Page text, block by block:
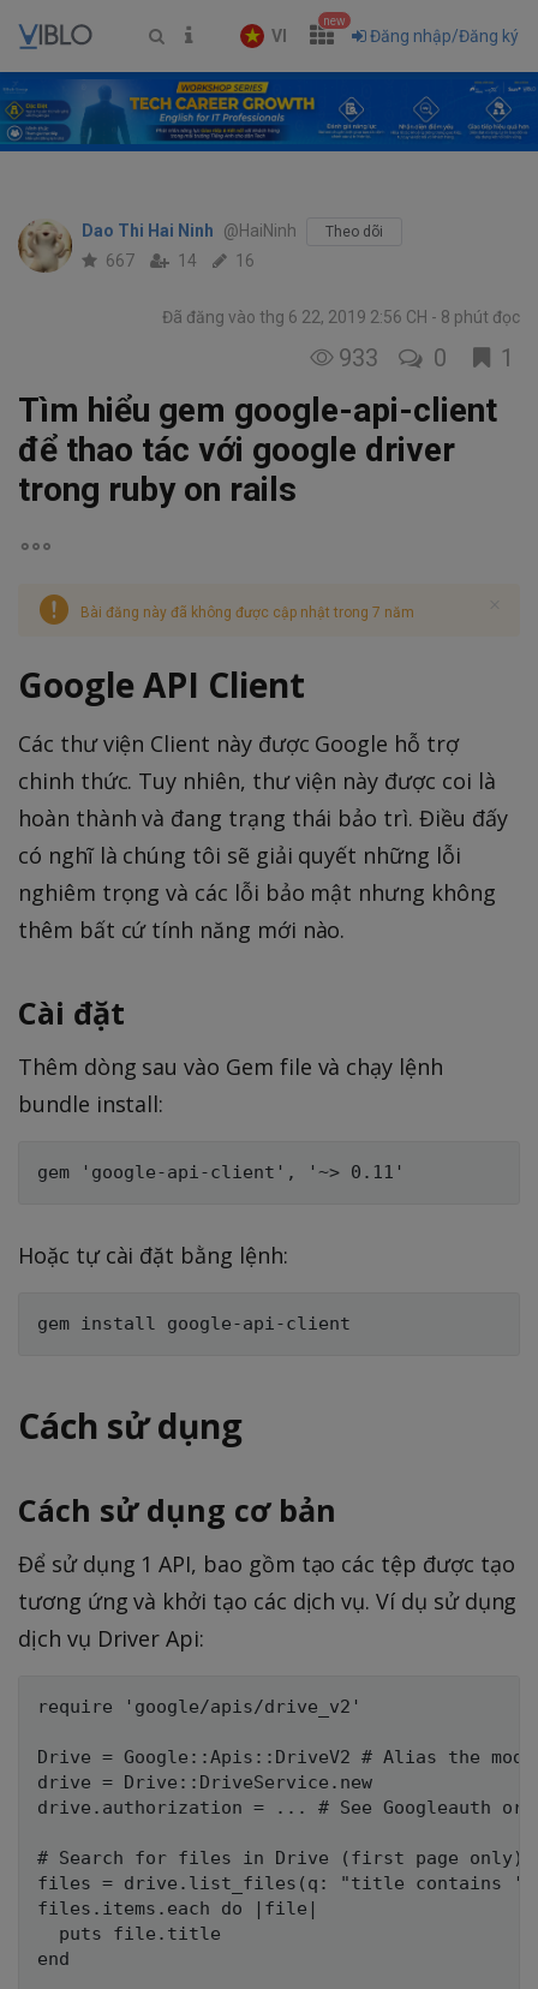
VI
new
Đăng nhập/Đăng ký
Dao Thi Hai Ninh @HaiNinh Theo dõi
667 14 16
Đã đăng vào thg 6 22, 2019 2:56 CH 8 phút đọc
933 0 1
Tìm hiểu gem google-api-client
để thao tác với google driver
trong ruby on rails
Bài đăng này đã không được cập nhật trong 7 năm
Google API Client
Các thư viện Client này được Google hỗ trợ
chinh thức. Tuy nhiên, thư viện này được coi là
hoàn thành và đang trạng thái bảo trì. Điều đấy
có nghĩ là chúng tôi sẽ giải quyết những lỗi
nghiêm trọng và các lỗi bảo mật nhưng không
thêm bất cứ tính năng mới nào.
Cài đặt
Thêm dòng sau vào Gem file và chạy lệnh
bundle install:
Hoặc tự cài đặt bằng lệnh:
Cách sử dụng
Cách sử dụng cơ bản
Để sử dụng 1 API, bao gồm tạo các tệp được tạo
tương ứng và khởi tạo các dịch vụ. Ví dụ sử dụng
dịch vụ Driver Api:
require 'google/apis/drive_v2'
Drive = Google::Apis::DriveV2 # Alias the
drive = Drive::DriveService.new
drive.authorization = ... # See Googleauth
# Search for files in Drive (first page only)
files = drive.list_files(q: "title contains
files.items.each do |file|
  puts file.title
end